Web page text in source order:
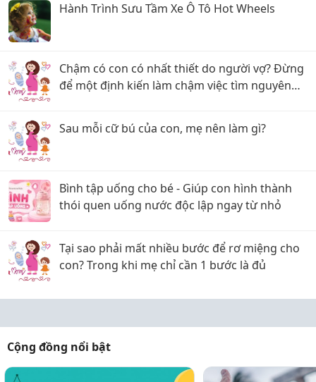
Hành Trình Sưu Tầm Xe Ô Tô Hot Wheels
Chậm có con có nhất thiết do người vợ? Đừng
để một định kiến làm chậm việc tìm nguyên
Sau mỗi cữ bú của con, mẹ nên làm gì?
Bình tập uống cho bé - Giúp con hình thành
thói quen uống nước độc lập ngay từ nhỏ
Tại sao phải mất nhiều bước để rơ miệng cho
con? Trong khi mẹ chỉ cần 1 bước là đủ
Cộng đồng nổi bật